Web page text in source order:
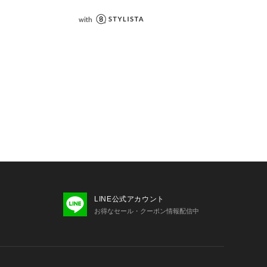
LINE公式アカウント
お得なセール・クーポン情報配信中